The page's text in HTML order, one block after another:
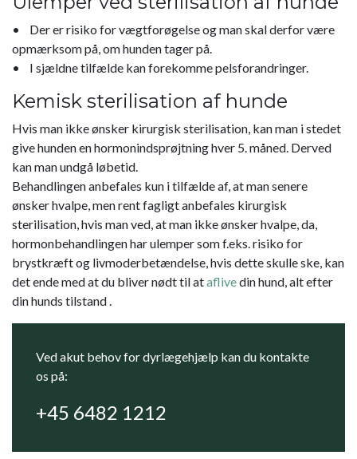
• Der er risiko for vægtforøgelse og man skal derfor være
opmærksom på, om hunden tager på.
• I sjældne tilfælde kan forekomme pelsforandringer.
Kemisk sterilisation af hunde
Hvis man ikke ønsker kirurgisk sterilisation, kan man i stedet
give hunden en hormonindsprøjtning hver 5. måned. Derved
kan man undgå løbetid.
Behandlingen anbefales kun i tilfælde af, at man senere
ønsker hvalpe, men rent fagligt anbefales kirurgisk
sterilisation, hvis man ved, at man ikke ønsker hvalpe, da,
hormonbehandlingen har ulemper som f.eks. risiko for
brystkræft og livmoderbetændelse, hvis dette skulle ske, kan
det ende med at du bliver nødt til ataflivedin hund, alt efter
din hunds tilstand .
Ved akut behov for dyrlægehjælp kan du kontakte
os på:
+45 6482 1212